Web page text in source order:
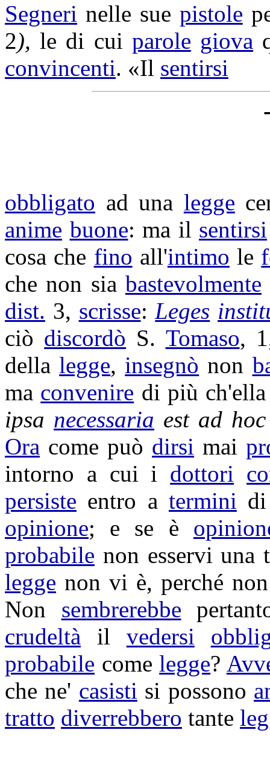
Segneri nelle sue pistole
2),le di cui parole giova
convincenti. «Il sentirsi
obbligato ad una legge
anime buone: ma il sentirsi
cosa che fino all'intimo le
che non sia bastevolmente
dist. 3, scrisse:Leges
ciò discordò S. Tomaso,
dellalegge, insegnò non
ma convenire di più
ipsa necessaria est ad
Ora come può dirsi mai
intorno a cui i dottori
persiste entro a termini
opinione; e se è
probabile non esservi
legge non vi è, perché
Non sembrerebbe
crudeltà il vedersi
probabile comelegge?
che ne' casisti si possono
tratto diverrebbero tante